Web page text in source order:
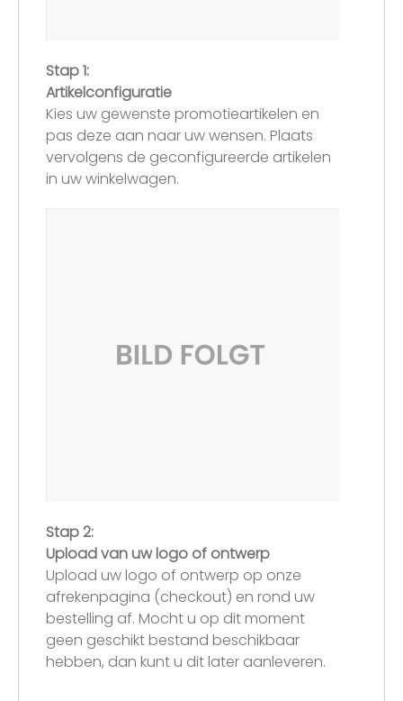
Stap 1:
Artikelconfiguratie
Kies uw gewenste promotieartikelen en
pas deze aan naar uw wensen. Plaats
vervolgens de geconfigureerde artikelen
in uw winkelwagen.
Stap 2:
Upload van uw logo of ontwerp
Upload uw logo of ontwerp op onze
afrekenpagina (checkout) en rond uw
bestelling af. Mocht u op dit moment
geen geschikt bestand beschikbaar
hebben, dan kunt u dit later aanleveren.